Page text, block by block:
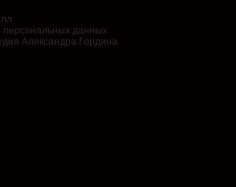
персональных данных
Александра Гордина